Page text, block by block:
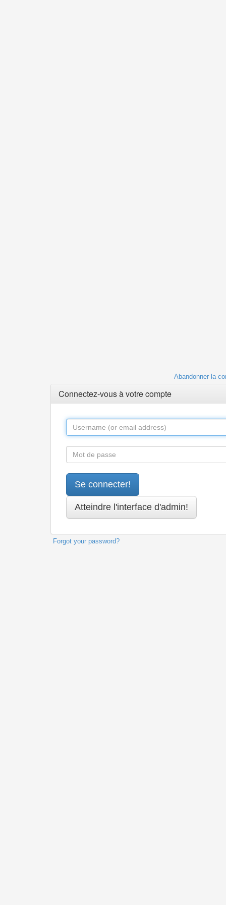
Abandonner la
Connectez-vous à votre compte
Forgot your password?